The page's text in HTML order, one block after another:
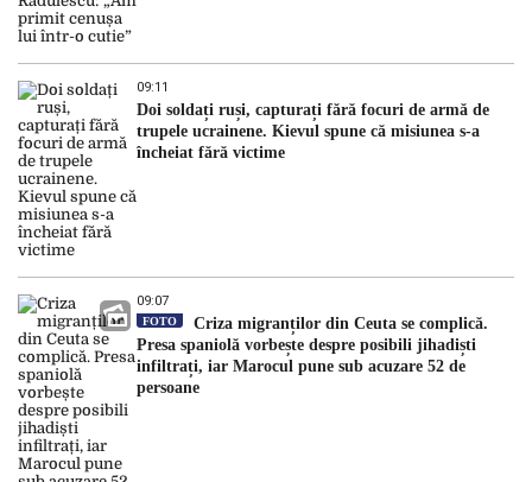
09:11
Doi soldați ruși, capturați fără focuri de armă de
trupele ucrainene. Kievul spune că misiunea s-a
încheiat fără victime
09:07
FOTO
Criza migranților din Ceuta se complică.
Presa spaniolă vorbește despre posibili jihadiști
infiltrați, iar Marocul pune sub acuzare 52 de
persoane